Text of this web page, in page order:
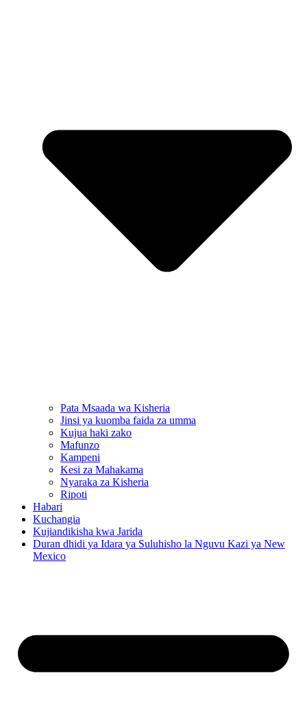
Pata Msaada wa Kisheria
Jinsi ya kuomba faida za umma
Kujua haki zako
Mafunzo
Kampeni
Kesi za Mahakama
Nyaraka za Kisheria
Ripoti
Habari
Kuchangia
Kujiandikisha kwa Jarida
Duran dhidi ya Idara ya Suluhisho la Nguvu Kazi ya New
Mexico